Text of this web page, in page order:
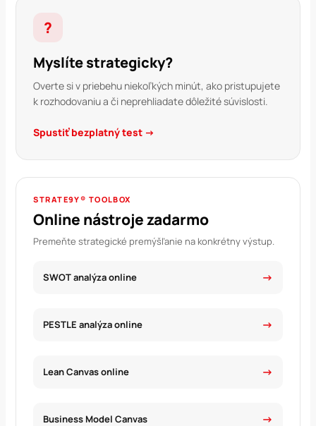
?
Myslíte strategicky?
Overte si v priebehu niekoľkých minút, ako pristupujete
k rozhodovaniu a či neprehliadate dôležité súvislosti.
Spustiť bezplatný test →
STRATE9Y® TOOLBOX
Online nástroje zadarmo
Premeňte strategické premýšľanie na konkrétny výstup.
SWOT analýza online
PESTLE analýza online
Lean Canvas online
Business Model Canvas